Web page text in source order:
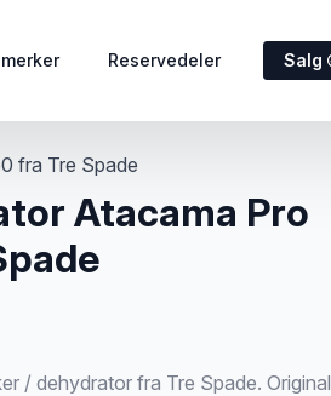
Reservedeler Salg
fra Tre Spade
Atacama Pro
/ dehydrator fra Tre Spade. Original